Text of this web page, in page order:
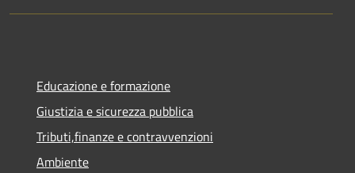
Educazione e formazione
Giustizia e sicurezza pubblica
Tributi,finanze e contravvenzioni
Ambiente